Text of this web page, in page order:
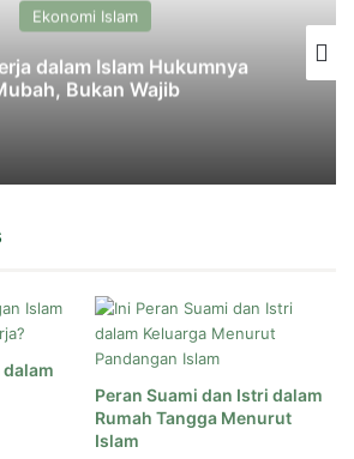
Ekonomi Islam
dalam Islam Hukumnya
Bukan Wajib
dalam
Peran Suami dan Istri dalam
Rumah Tangga Menurut
Islam